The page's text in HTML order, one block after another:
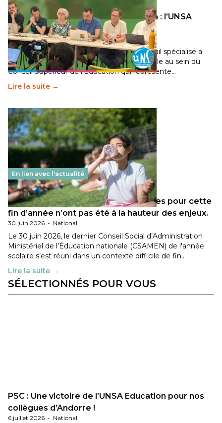
Transition écologique de l’éducation : l’UNSA
Éducation fait bouger les lignes
30 juin 2026-National
Pendant plusieurs mois, un groupe de travail spécialisé a
travaillé sur la transition écologique de l’Ecole au sein du
Conseil Supérieur de l’Éducation qui représente…
Lire la suite →
En lien avec l'actualité
Les décisions ministérielles attendues pour cette
fin d’année n’ont pas été à la hauteur des enjeux.
30 juin 2026 - National
Le 30 juin 2026, le dernier Conseil Social d’Administration
Ministériel de l’Éducation nationale (CSAMEN) de l'année
scolaire s’est réuni dans un contexte difficile de fin…
Lire la suite →
SÉLECTIONNÉS POUR VOUS
PSC : Une victoire de l’UNSA Education pour nos
collègues d’Andorre !
6 juillet 2026 - National